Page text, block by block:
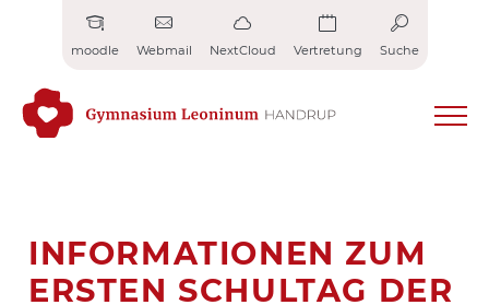
moodle Webmail NextCloud Vertretung Suche
INFORMATIONEN ZUM
ERSTEN SCHULTAG DER